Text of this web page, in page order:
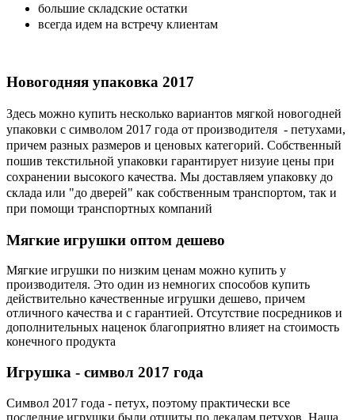
большие складские остатки
всегда идем на встречу клиентам
Новогодняя упаковка 2017
Здесь можно купить несколько вариантов мягкой новогодней
упаковки с символом 2017 года от производителя - петухами,
причем разных размеров и ценовых категорий. Собственный
пошив текстильной упаковки гарантирует низуие цены при
сохранении высокого качества. Мы доставляем упаковку до
склада или "до дверей" как собственным транспортом, так и
при помощи транспортных компаний
Мягкие игрушки оптом дешево
Мягкие игрушки по низким ценам можно купить у
производителя. Это один из немногих способов купить
действительно качественные игрушки дешево, причем
отличного качества и с гарантией. Отсутствие посредников и
дополнительных наценок благоприятно влияет на стоимость
конечного продукта
Игрушка - символ 2017 года
Символ 2017 года - петух, поэтому практически все
последние игрушки были отшиты по лекалам петухов. Наша